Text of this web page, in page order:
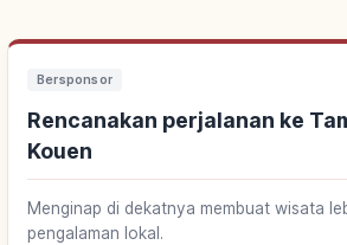
Bersponsor
Rencanakan perjalanan ke
Kouen
Menginap di dekatnya membuat wisata
pengalaman lokal.